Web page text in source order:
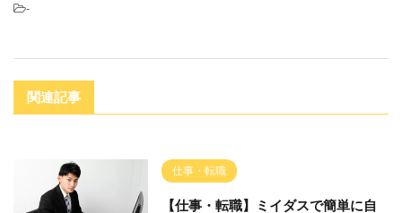
-
関連記事
仕事・転職
【仕事・転職】ミイダスで簡単に自